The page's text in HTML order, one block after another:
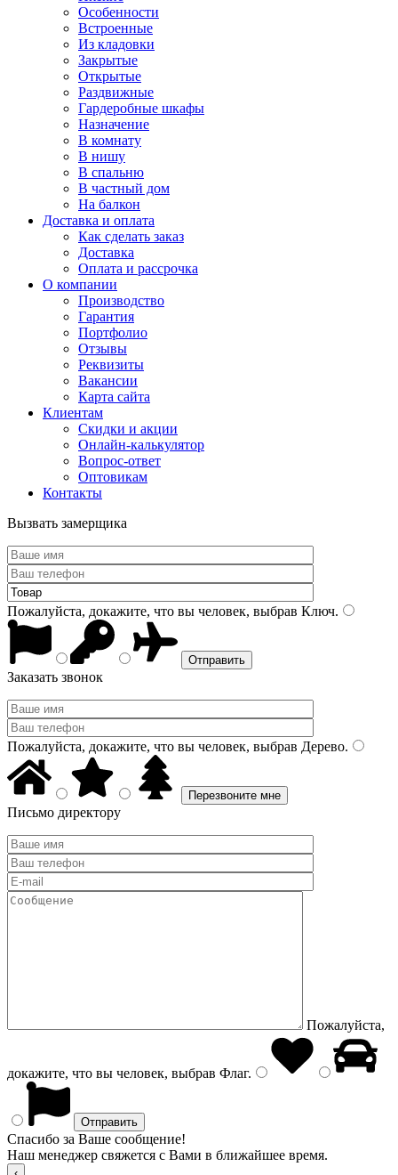
Особенности
Встроенные
Из кладовки
Закрытые
Открытые
Раздвижные
Гардеробные шкафы
Назначение
В комнату
В нишу
В спальню
В частный дом
На балкон
Доставка и оплата
Как сделать заказ
Доставка
Оплата и рассрочка
О компании
Производство
Гарантия
Портфолио
Отзывы
Реквизиты
Вакансии
Карта сайта
Клиентам
Скидки и акции
Онлайн-калькулятор
Вопрос-ответ
Оптовикам
Контакты
Вызвать замерщика
Пожалуйста, докажите, что вы человек, выбрав Ключ.
Заказать звонок
Пожалуйста, докажите, что вы человек, выбрав Дерево.
Письмо директору
Пожалуйста,
докажите, что вы человек, выбрав Флаг.
Спасибо за Ваше сообщение!
Наш менеджер свяжется с Вами в ближайшее время.